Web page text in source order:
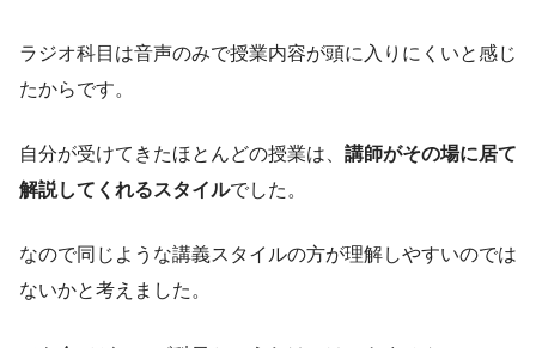
ラジオ科目は音声のみで授業内容が頭に入りにくいと感じ
たからです。
自分が受けてきたほとんどの授業は、 講師がその場に居て
解説してくれるスタイルでした。
なので同じような講義スタイルの方が理解しやすいのでは
ないかと考えました。